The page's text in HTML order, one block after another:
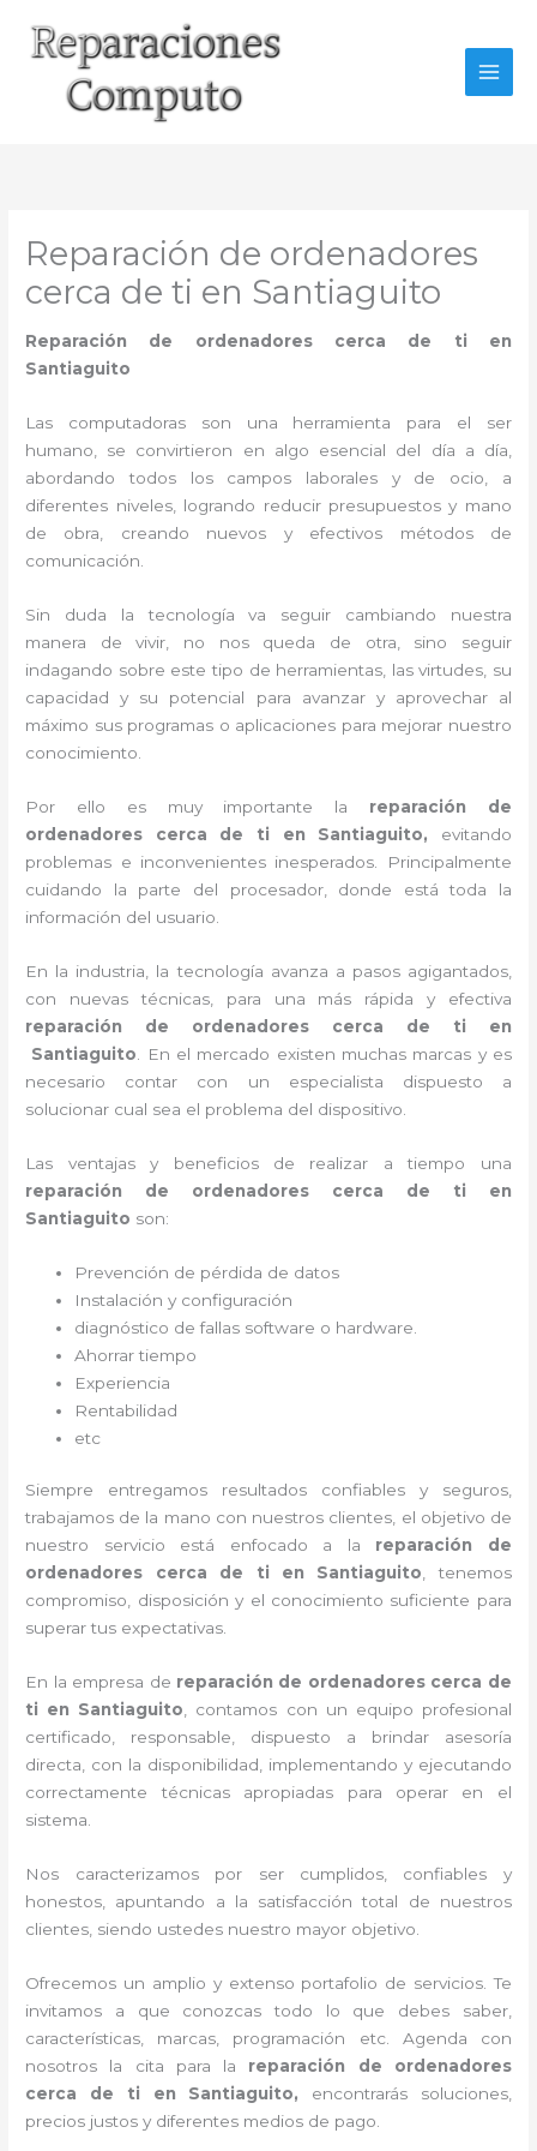
contenido
Reparación de ordenadores
cerca de ti en Santiaguito
Reparación de ordenadores cerca de ti en
Santiaguito
Las computadoras son una herramienta para el ser
humano, se convirtieron en algo esencial del día a día,
abordando todos los campos laborales y de ocio, a
diferentes niveles, logrando reducir presupuestos y mano
de obra, creando nuevos y efectivos métodos de
comunicación.
Sin duda la tecnología va seguir cambiando nuestra
manera de vivir, no nos queda de otra, sino seguir
indagando sobre este tipo de herramientas, las virtudes, su
capacidad y su potencial para avanzar y aprovechar al
máximo sus programas o aplicaciones para mejorar nuestro
conocimiento.
Por ello es muy importante la reparación de
ordenadores cerca de ti en Santiaguito, evitando
problemas e inconvenientes inesperados. Principalmente
cuidando la parte del procesador, donde está toda la
información del usuario.
En la industria, la tecnología avanza a pasos agigantados,
con nuevas técnicas, para una más rápida y efectiva
reparación de ordenadores cerca de ti en
Santiaguito . En el mercado existen muchas marcas y es
necesario contar con un especialista dispuesto a
solucionar cual sea el problema del dispositivo.
Las ventajas y beneficios de realizar a tiempo una
reparación de ordenadores cerca de ti en
Santiaguito son:
Prevención de pérdida de datos
Instalación y configuración
diagnóstico de fallas software o hardware
Ahorrar tiempo
Experiencia
Rentabilidad
etc
Siempre entregamos resultados confiables y seguros,
trabajamos de la mano con nuestros clientes, el objetivo de
nuestro servicio está enfocado a la reparación de
ordenadores cerca de ti en Santiaguito , tenemos
compromiso, disposición y el conocimiento suficiente para
superar tus expectativas.
En la empresa de reparación de ordenadores cerca de
ti en Santiaguito , contamos con un equipo profesional
certificado, responsable, dispuesto a brindar asesoría
directa, con la disponibilidad, implementando y ejecutando
correctamente técnicas apropiadas para operar en el
sistema.
Nos caracterizamos por ser cumplidos, confiables y
honestos, apuntando a la satisfacción total de nuestros
clientes, siendo ustedes nuestro mayor objetivo.
Ofrecemos un amplio y extenso portafolio de servicios. Te
invitamos a que conozcas todo lo que debes saber,
características, marcas, programación etc. Agenda con
nosotros la cita para la reparación de ordenadores
cerca de ti en Santiaguito, encontrarás soluciones,
precios justos y diferentes medios de pago.